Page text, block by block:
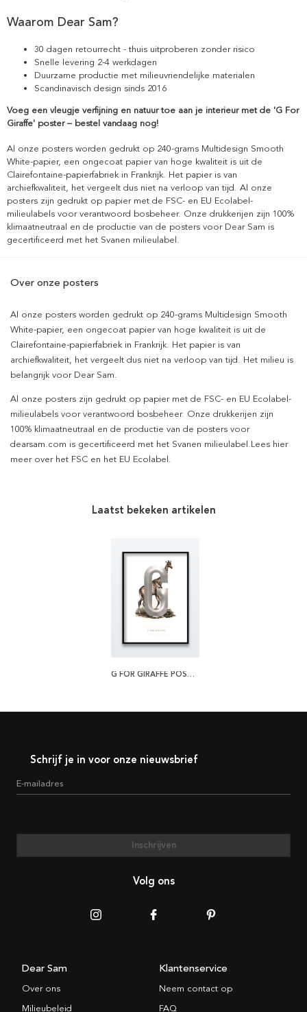
Waarom Dear Sam?
30 dagen retourrecht - thuis uitproberen zonder risico
Snelle levering 2-4 werkdagen
Duurzame productie met milieuvriendelijke materialen
Scandinavisch design sinds 2016
Voeg een vleugje verfijning en natuur toe aan je interieur met de 'G For
Giraffe' poster – bestel vandaag nog!
Al onze posters worden gedrukt op 240-grams Multidesign Smooth
White-papier, een ongecoat papier van hoge kwaliteit is uit de
Clairefontaine-papierfabriek in Frankrijk. Het papier is van
archiefkwaliteit, het vergeelt dus niet na verloop van tijd. Al onze
posters zijn gedrukt op papier met de FSC- en EU Ecolabel-
milieulabels voor verantwoord bosbeheer. Onze drukkerijen zijn 100%
klimaatneutraal en de productie van de posters voor Dear Sam is
gecertificeerd met het Svanen milieulabel.
Over onze posters
Al onze posters worden gedrukt op 240-grams Multidesign Smooth
White-papier, een ongecoat papier van hoge kwaliteit is uit de
Clairefontaine-papierfabriek in Frankrijk. Het papier is van
archiefkwaliteit, het vergeelt dus niet na verloop van tijd. Het milieu is
belangrijk voor Dear Sam.
Al onze posters zijn gedrukt op papier met de FSC- en EU Ecolabel-
milieulabels voor verantwoord bosbeheer. Onze drukkerijen zijn
100% klimaatneutraal en de productie van de posters voor
dearsam.com is gecertificeerd met het Svanen milieulabel.Lees hier
meer over het FSC en het EU Ecolabel.
Laatst bekeken artikelen
G FOR GIRAFFE POSTER
Schrijf je in voor onze nieuwsbrief
E-mailadres
Inschrijven
Volg ons
Dear Sam
Over ons
Milieubeleid
Klantenservice
Neem contact op
FAQ